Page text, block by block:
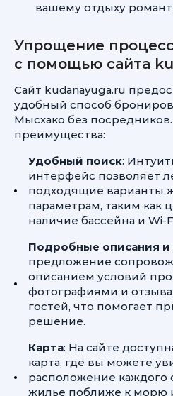
вашему отдыху
Упрощение
с помощью сайта
Сайт kudanayuga.ru
удобный способ
Мысхако без
преимущества:
Удобный поиск:
интерфейс позволяет
подходящие варианты
параметрам, таким как
наличие бассейна и Wi-
Подробные описания
предложение
описанием условий
фотографиями и
гостей, что помогает
решение.
Карта: На сайте
карта, где вы можете
расположение каждого
жилье поближе к морю